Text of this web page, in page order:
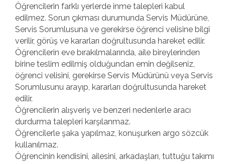
Öğrencilerin farklı yerlerde inme talepleri kabul
edilmez. Sorun çıkması durumunda Servis Müdürüne,
Servis Sorumlusuna ve gerekirse öğrenci velisine bilgi
verilir, görüş ve kararları doğrultusunda hareket edilir.
Öğrencilerin eve bırakılmalarında, aile bireylerinden
birine teslim edilmiş olduğundan emin değilseniz,
öğrenci velisini, gerekirse Servis Müdürünü veya Servis
Sorumlusunu arayıp, kararları doğrultusunda hareket
edilir.
Öğrencilerin alışveriş ve benzeri nedenlerle aracı
durdurma talepleri karşılanmaz.
Öğrencilerle şaka yapılmaz, konuşurken argo sözcük
kullanılmaz.
Öğrencinin kendisini, ailesini, arkadaşları, tuttuğu takımı